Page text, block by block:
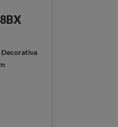
Decorativa